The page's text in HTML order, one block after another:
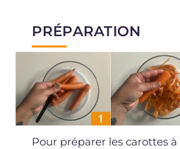
PRÉPARATION
Pour préparer les carottes